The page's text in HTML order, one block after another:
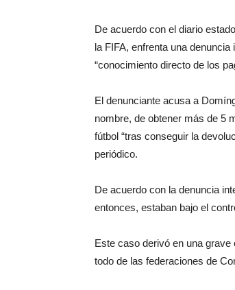
De acuerdo con el diario
la FIFA, enfrenta una
“conocimiento directo de los
El denunciante acusa a
nombre, de obtener más de 5
fútbol “tras conseguir la
periódico.
De acuerdo con la denuncia
entonces, estaban bajo el
Este caso derivó en una
todo de las federaciones de